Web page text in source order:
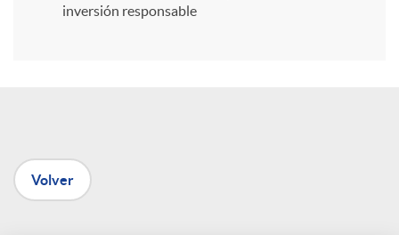
n
inversión responsable
Volver